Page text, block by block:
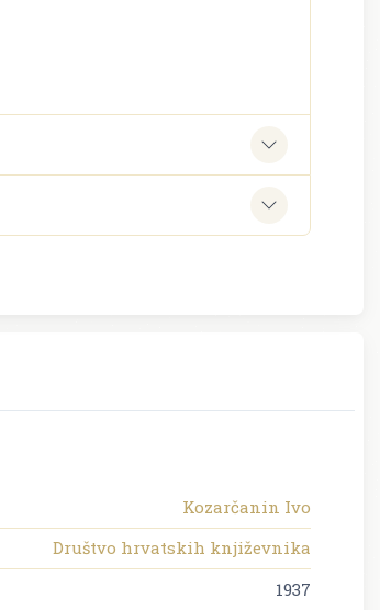
Kozarčanin Ivo
Društvo hrvatskih književnika
1937